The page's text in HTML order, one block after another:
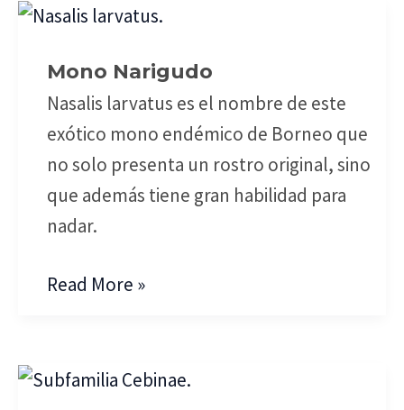
Mono Narigudo
Nasalis larvatus es el nombre de este
exótico mono endémico de Borneo que
no solo presenta un rostro original, sino
que además tiene gran habilidad para
nadar.
Mono
Read More »
Mono